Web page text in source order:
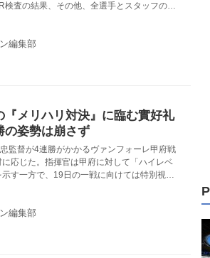
検査の結果、その他、全選手とスタッフの陰
編集部
『メリハリ対決』に臨む實好礼
の姿勢は崩さず
監督が4連勝がかかるヴァンフォーレ甲府戦
応じた。指揮官は甲府に対して「ハイレベ
す一方で、19日の一戦に向けては特別視せ
編集部